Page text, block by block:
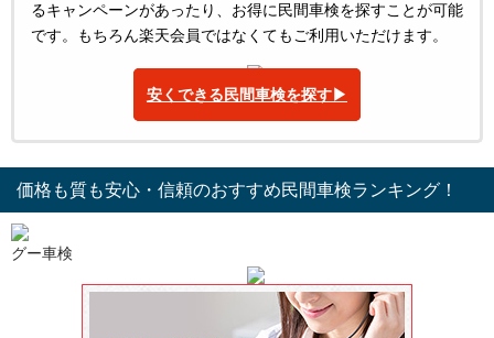
るキャンペーンがあったり、お得に民間車検を探すことが可能
です。もちろん楽天会員ではなくてもご利用いただけます。
安くできる民間車検を探す▶︎
価格も質も安心・信頼のおすすめ民間車検ランキング！
グー車検